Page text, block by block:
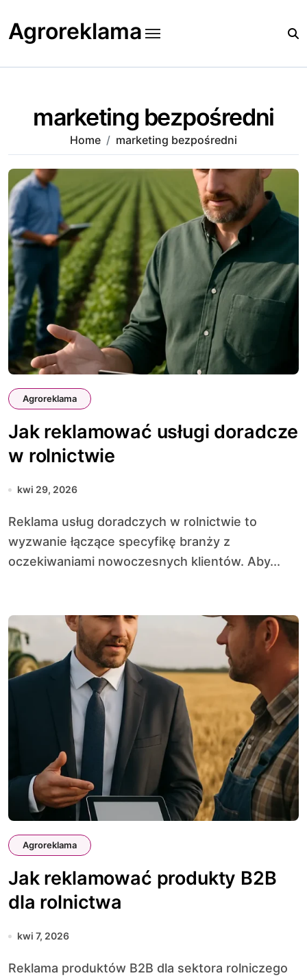
content
Agroreklama
marketing bezpośredni
Home marketing bezpośredni
Agroreklama
Jak reklamować usługi doradcze
w rolnictwie
kwi 29, 2026
Reklama usług doradczych w rolnictwie to
wyzwanie łączące specyfikę branży z
oczekiwaniami nowoczesnych klientów. Aby...
Agroreklama
Jak reklamować produkty B2B
dla rolnictwa
kwi 7, 2026
Reklama produktów B2B dla sektora rolniczego